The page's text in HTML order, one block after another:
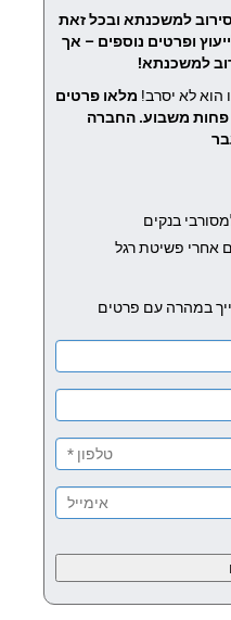
למשכנתא ובכל זאת
ופרטים נוספים – אך
למשכנתא!
הוא לא יסרב! מלאו פרטים
משבוע. החברה
בנקים
אחרי פשיטת רגל
במהרה עם פרטים